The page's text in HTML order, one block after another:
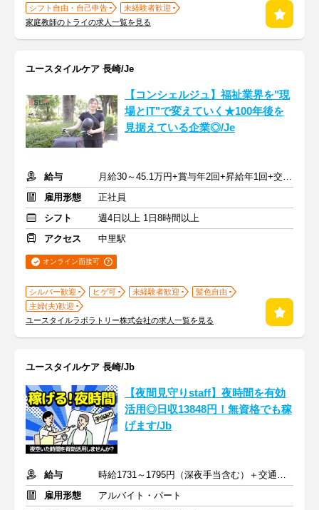
シフト自由・自己申告
未経験者歓迎
家庭教師のトライの求人一覧を見る
ユースタイルケア 長崎/Je
【コンシェルジュ】福祉業界を"現
場とIT"で変えていく★100年後を
見据えている企業◎/Je
給与
月給30～45.1万円+賞与年2回+昇給年1回+交通費全額
雇用形態
正社員
シフト
週4日以上 1日8時間以上
アクセス
中里駅
オンライン面接可
シルバー歓迎 ヒゲ可 未経験者歓迎
髪色自由
主婦(夫)歓迎
ユースタイルラボラトリー株式会社の求人一覧を見る
ユースタイルケア 長崎/Jb
【夜間見守りstaff】夜時間を有効
活用◎日収13848円！無資格でも稼
げます/Jb
給与
時給1731～1795円（深夜手当含む）＋交通費支給
雇用形態
アルバイト・パート